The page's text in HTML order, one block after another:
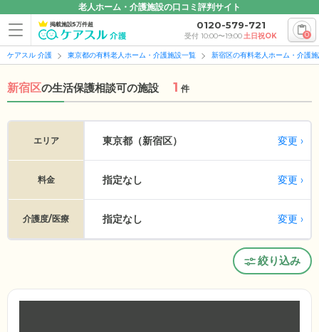
老人ホーム・介護施設の口コミ評判サイト
掲載施設5万件超 0120-579-721
受付 10:00〜19:00土日祝OK 0
ケアスル 介護 東京都の有料老人ホーム・介護施設一覧 新宿区の有料老人ホーム・介護
新宿区の生活保護相談可の施設 1 件
エリア 東京都（新宿区） 変更
料金 指定なし 変更
介護度/医療 指定なし 変更
絞り込み